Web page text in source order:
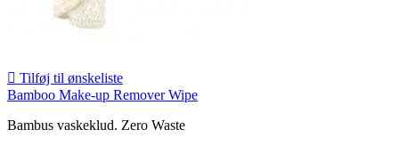
 Tilføj til ønskeliste
Bamboo Make-up Remover Wipe
Bambus vaskeklud. Zero Waste